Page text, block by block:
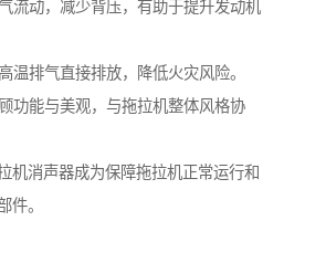
流动，减少背压，有助于提升发动机
温排气直接排放，降低火灾风险。
功能与美观，与拖拉机整体风格协
机消声器成为保障拖拉机正常运行和
件。